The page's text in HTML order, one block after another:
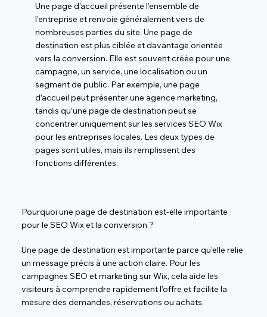
Une page d’accueil présente l’ensemble de
l’entreprise et renvoie généralement vers de
nombreuses parties du site. Une page de
destination est plus ciblée et davantage orientée
vers la conversion. Elle est souvent créée pour une
campagne, un service, une localisation ou un
segment de public. Par exemple, une page
d’accueil peut présenter une agence marketing,
tandis qu’une page de destination peut se
concentrer uniquement sur les services SEO Wix
pour les entreprises locales. Les deux types de
pages sont utiles, mais ils remplissent des
fonctions différentes.
Pourquoi une page de destination est-elle importante
pour le SEO Wix et la conversion ?
Une page de destination est importante parce qu’elle relie
un message précis à une action claire. Pour les
campagnes SEO et marketing sur Wix, cela aide les
visiteurs à comprendre rapidement l’offre et facilite la
mesure des demandes, réservations ou achats.